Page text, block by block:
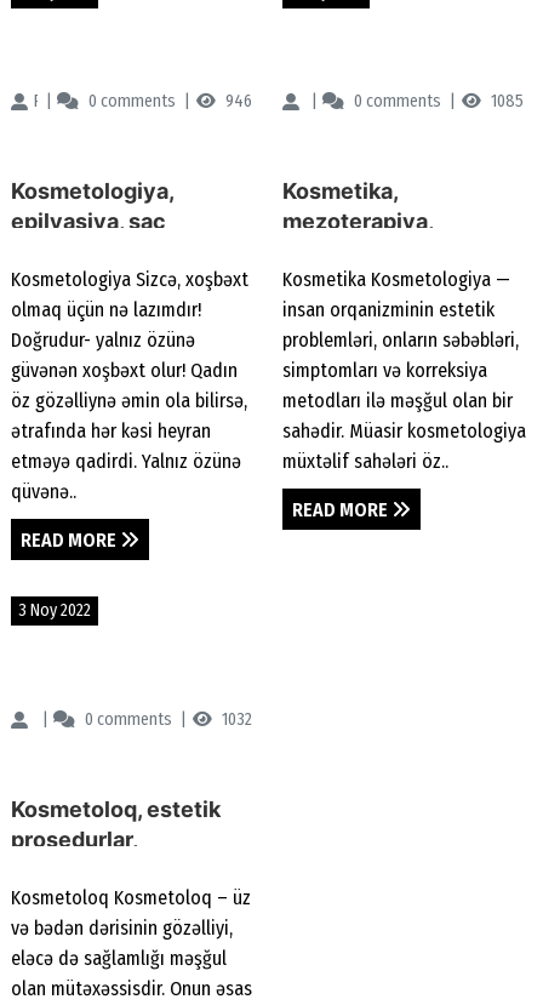
0comments 946
Kosmetologiya,
epilyasiya, saç
kosmetologiya,
kosmetoloji
fizioterapiya
Kosmetologiya Sizcə, xoşbəxt
olmaq üçün nə lazımdır!
Doğrudur- yalnız özünə
güvənən xoşbəxt olur! Qadın
öz gözəlliynə əmin ola bilirsə,
ətrafında hər kəsi heyran
etməyə qadirdi. Yalnız özünə
qüvənə..
READ MORE
Renessans Klinikası
0comments 1085
Kosmetika,
mezoterapiya,
plazma, botoks, dolğu
inyeksiyaları
Kosmetika Kosmetologiya —
insan orqanizminin estetik
problemləri, onların səbəbləri,
simptomları və korreksiya
metodları ilə məşğul olan bir
sahədir. Müasir kosmetologiya
müxtəlif sahələri öz..
READ MORE
Renessans Klinikası
0comments 1032
3 Noy 2022
Kosmetoloq, estetik
prosedurlar,
sızanaqların müalicəsi
Kosmetoloq Kosmetoloq – üz
və bədən dərisinin gözəlliyi,
eləcə də sağlamlığı məşğul
olan mütəxəssisdir. Onun əsas